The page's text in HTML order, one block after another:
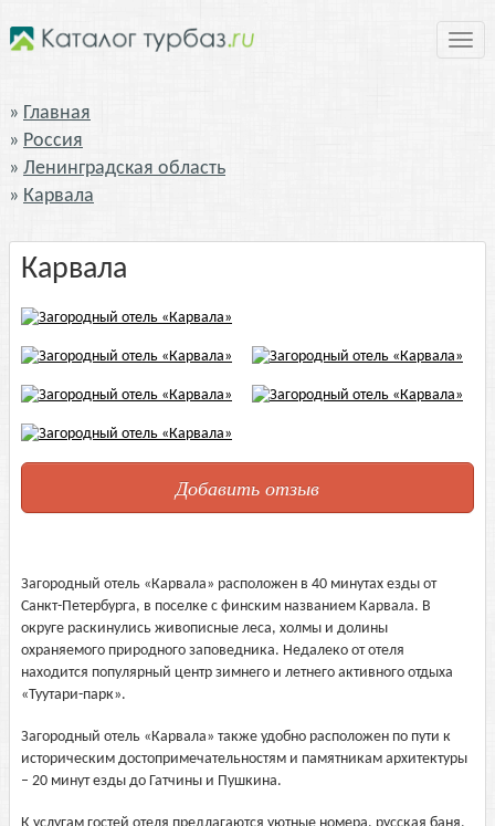
Главная
Россия
Ленинградская область
Карвала
Карвала
Добавить отзыв
Загородный отель «Карвала» расположен в 40 минутах езды от
Санкт-Петербурга, в поселке с финским названием Карвала. В
округе раскинулись живописные леса, холмы и долины
охраняемого природного заповедника. Недалеко от отеля
находится популярный центр зимнего и летнего активного отдыха
«Туутари-парк».
Загородный отель «Карвала» также удобно расположен по пути к
историческим достопримечательностям и памятникам архитектуры
– 20 минут езды до Гатчины и Пушкина.